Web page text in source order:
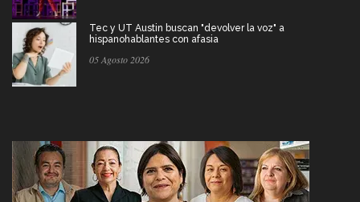
Tec y UT Austin buscan "devolver la voz" a
hispanohablantes con afasia
05 Agosto 2026